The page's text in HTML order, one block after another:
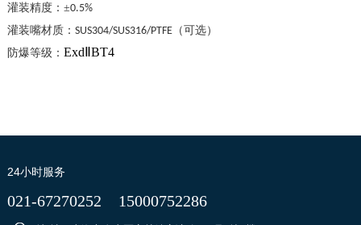
灌装精度： ±0.5%
灌装嘴材质： SUS304/SUS316/PTFE（可选）
防爆等级： ExdⅡBT4
24小时服务
021-67270252 15000752286